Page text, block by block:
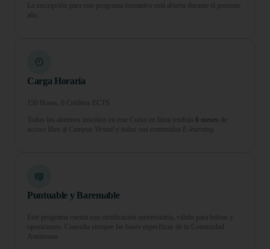
La inscripción para este programa formativo está abierta durante el presente
año.
Carga Horaria
150 Horas, 6 Créditos ECTS
Todos los alumnos inscritos en este Curso en línea tendrán 6 meses de
acceso libre al Campus Virtual y todos sus contenidos E-learning.
Puntuable y Baremable
Este programa cuenta con certificación universitaria, válido para bolsas y
oposiciones. Consulta siempre las bases específicas de tu Comunidad
Autónoma.